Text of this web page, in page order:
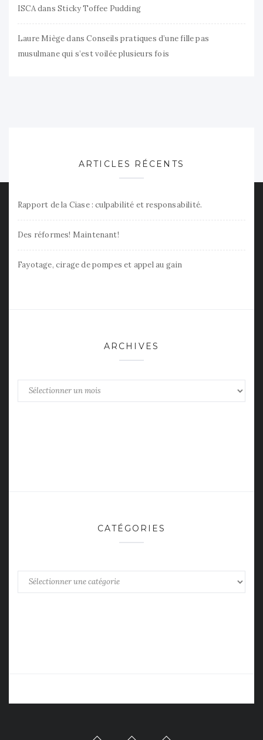
ISCAdans Sticky Toffee Pudding
Laure MiègedansConseils pratiques d’une fille pas
musulmane qui s’est voilée plusieurs fois
ARTICLES RÉCENTS
Rapport de la Ciase : culpabilité et responsabilité.
Des réformes! Maintenant!
Fayotage, cirage de pompes et appel au gain
ARCHIVES
Archives
CATÉGORIES
Catégories